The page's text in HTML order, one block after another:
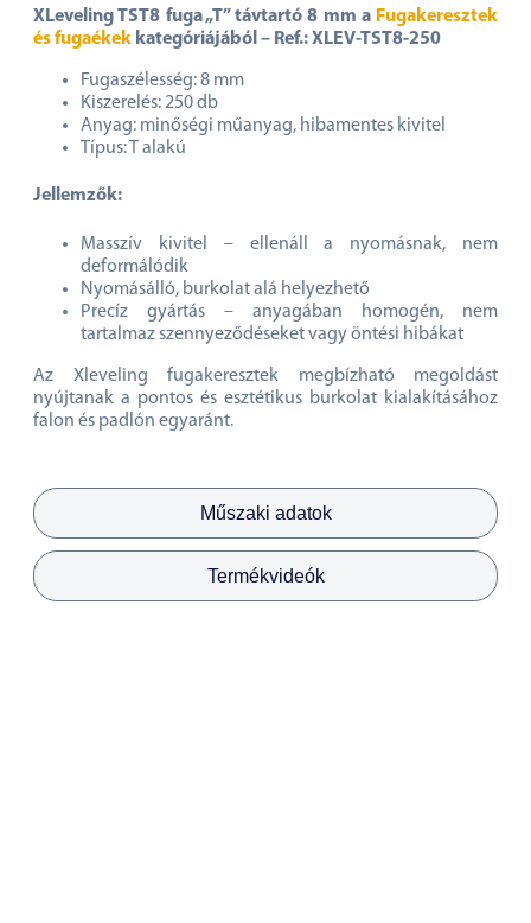
Műszaki adatok
Termékvideók
XLeveling TST8 fuga „T” távtartó 8 mm a Fugakeresztek
és fugaékek kategóriájából – Ref.: XLEV-TST8-250
Fugaszélesség: 8 mm
Kiszerelés: 250 db
Anyag: minőségi műanyag, hibamentes kivitel
Típus: T alakú
Jellemzők:
Masszív kivitel – ellenáll a nyomásnak, nem
deformálódik
Nyomásálló, burkolat alá helyezhető
Precíz gyártás – anyagában homogén, nem
tartalmaz szennyeződéseket vagy öntési hibákat
Az Xleveling fugakeresztek megbízható megoldást
nyújtanak a pontos és esztétikus burkolat kialakításához
falon és padlón egyaránt.